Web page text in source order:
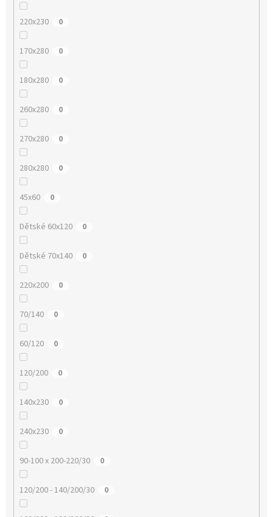
220x230 0
170x280 0
180x280 0
260x280 0
270x280 0
280x280 0
45x60 0
Dětské 60x120 0
Dětské 70x140 0
220x200 0
70/140 0
60/120 0
120/200 0
140x230 0
240x230 0
90-100 x 200-220/30 0
120/200 - 140/200/30 0